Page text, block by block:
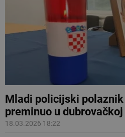
Mladi policijski
preminuo u
18.03.2026 18:22